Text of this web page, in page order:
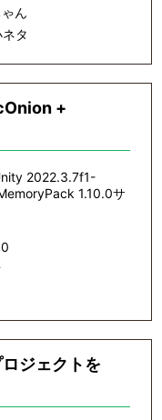
ん
タ
+
2022.3.7f1-
1.10.0サ
ジェクトを